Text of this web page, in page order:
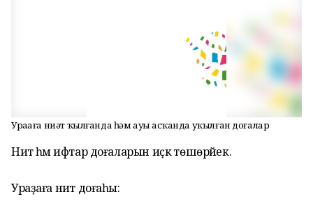
Ураҙаға ниәт ҡылғанда һәм ауыҙ асҡанда уҡылған доғалар
Ниәт һәм ифтар доғаларын иҫкә төшөрәйек.
Ураҙаға ниәт доғаһы: